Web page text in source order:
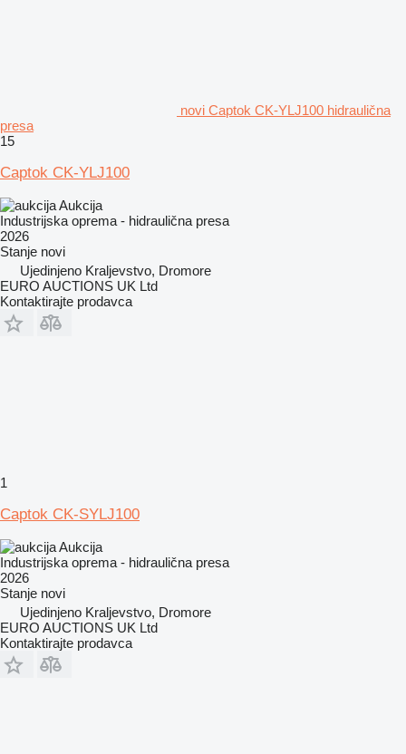
novi Captok CK-YLJ100 hidraulična
presa
15
Captok CK-YLJ100
Aukcija
Industrijska oprema - hidraulična presa
2026
Stanje novi
Ujedinjeno Kraljevstvo, Dromore
EURO AUCTIONS UK Ltd
Kontaktirajte prodavca
1
Captok CK-SYLJ100
Aukcija
Industrijska oprema - hidraulična presa
2026
Stanje novi
Ujedinjeno Kraljevstvo, Dromore
EURO AUCTIONS UK Ltd
Kontaktirajte prodavca